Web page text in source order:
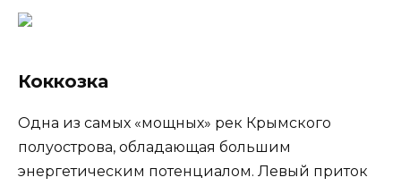
Коккозка
Одна из самых «мощных» рек Крымского
полуострова, обладающая большим
энергетическим потенциалом. Левый приток